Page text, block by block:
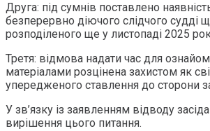
Друга: під сумнів поставлено
безперервно діючого слідчого судді
розподіленого ще у листопаді 2025
Третя: відмова надати час для
матеріалами розцінена захистом як
упередженого ставлення до сторони
У зв’язку із заявленням відводу
вирішення цього питання.